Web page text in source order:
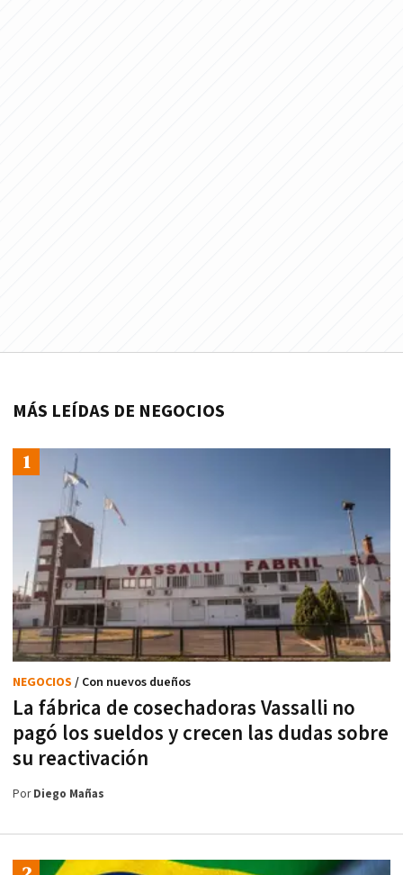
MÁS LEÍDAS DE NEGOCIOS
La fábrica de cosechadoras Vassalli no
pagó los sueldos y crecen las dudas sobre
su reactivación
NEGOCIOS / Con nuevos dueños
PorDiego Mañas